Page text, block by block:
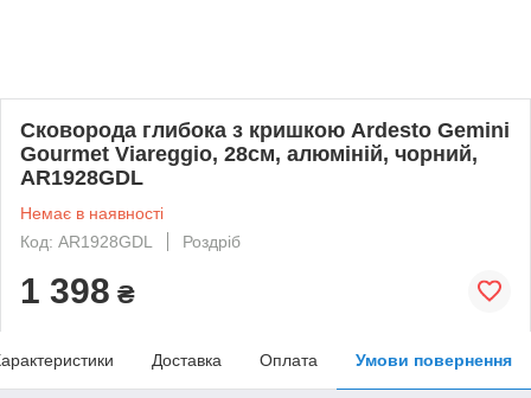
Сковорода глибока з кришкою Ardesto Gemini
Gourmet Viareggio, 28см, алюміній, чорний,
AR1928GDL
Немає в наявності
Код: AR1928GDL
Роздріб
1 398 ₴
Доставка Оплата Умови повернення